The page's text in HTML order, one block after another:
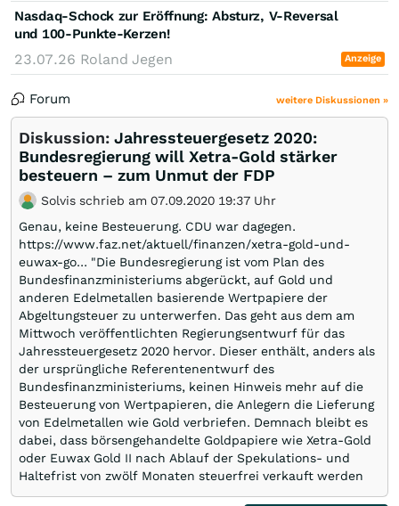
Nasdaq-Schock zur Eröffnung: Absturz, V-Reversal
und 100-Punkte-Kerzen!
23.07.26 Roland Jegen Anzeige
Forum weitere Diskussionen »
Diskussion: Jahressteuergesetz 2020:
Bundesregierung will Xetra-Gold stärker
besteuern – zum Unmut der FDP
Solvis schrieb am 07.09.2020 19:37 Uhr
Genau, keine Besteuerung. CDU war dagegen.
https://www.faz.net/aktuell/finanzen/xetra-gold-und-
euwax-go… "Die Bundesregierung ist vom Plan des
Bundesfinanzministeriums abgerückt, auf Gold und
anderen Edelmetallen basierende Wertpapiere der
Abgeltungsteuer zu unterwerfen. Das geht aus dem am
Mittwoch veröffentlichten Regierungsentwurf für das
Jahressteuergesetz 2020 hervor. Dieser enthält, anders als
der ursprüngliche Referentenentwurf des
Bundesfinanzministeriums, keinen Hinweis mehr auf die
Besteuerung von Wertpapieren, die Anlegern die Lieferung
von Edelmetallen wie Gold verbriefen. Demnach bleibt es
dabei, dass börsengehandelte Goldpapiere wie Xetra-Gold
oder Euwax Gold II nach Ablauf der Spekulations- und
Haltefrist von zwölf Monaten steuerfrei verkauft werden
können. ..."